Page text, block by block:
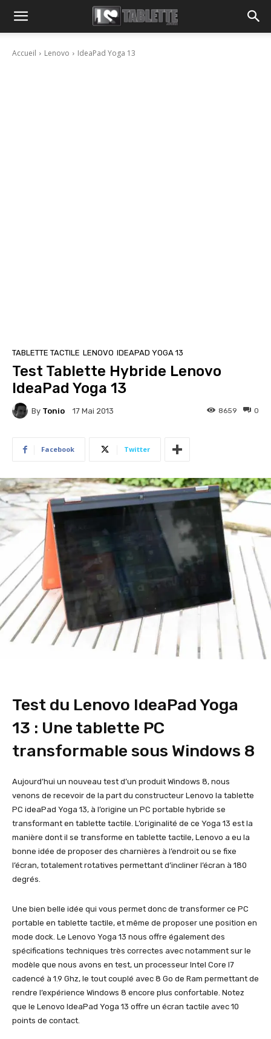
Accueil Lenovo IdeaPad Yoga 13
TABLETTE TACTILE LENOVO IDEAPAD YOGA 13
Test Tablette Hybride Lenovo
IdeaPad Yoga 13
By Tonio 17 Mai 2013 0
8659
Facebook Twitter
Test du Lenovo IdeaPad Yoga
13 : Une tablette PC
transformable sous Windows 8
Aujourd’hui un nouveau test d’un produit Windows 8, nous
venons de recevoir de la part du constructeur Lenovo la tablette
PC ideaPad Yoga 13, à l’origine un PC portable hybride se
transformant en tablette tactile. L’originalité de ce Yoga 13 est la
manière dont il se transforme en tablette tactile, Lenovo a eu la
bonne idée de proposer des charnières à l’endroit ou se fixe
l’écran, totalement rotatives permettant d’incliner l’écran à 180
degrés.
Une bien belle idée qui vous permet donc de transformer ce PC
portable en tablette tactile, et même de proposer une position en
mode dock. Le Lenovo Yoga 13 nous offre également des
spécifications techniques très correctes avec notamment sur le
modèle que nous avons en test, un processeur Intel Core I7
cadencé à 1.9 Ghz, le tout couplé avec 8 Go de Ram permettant de
rendre l’expérience Windows 8 encore plus confortable. Notez
que le Lenovo IdeaPad Yoga 13 offre un écran tactile avec 10
points de contact.